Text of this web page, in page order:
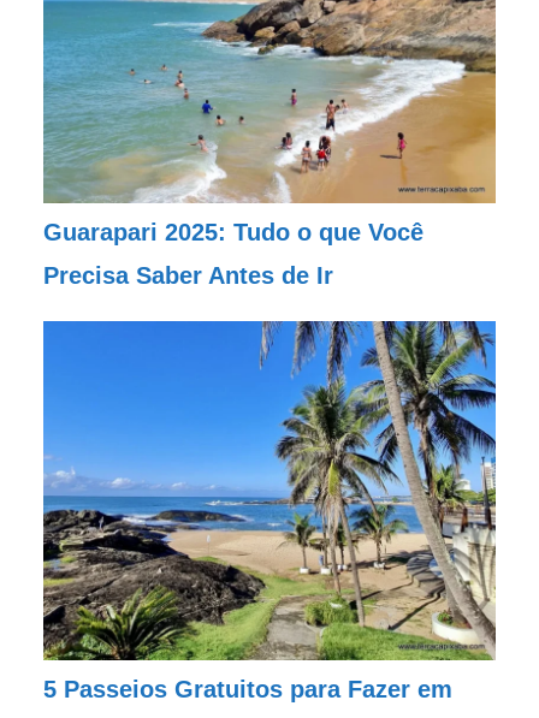
Guarapari 2025: Tudo o que Você
Precisa Saber Antes de Ir
5 Passeios Gratuitos para Fazer em